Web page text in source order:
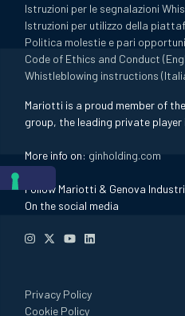
Istruzioni per le segnalazioni
Istruzioni per utilizzo della
Politica molestie e pari
Code of Ethics and Conduct
Whistleblowing instructions
Mariotti is a proud member of
group, the leading private
More info on: ginholding.com
Follow Mariotti & Genova
On the social media
Privacy Policy
Cookie Policy